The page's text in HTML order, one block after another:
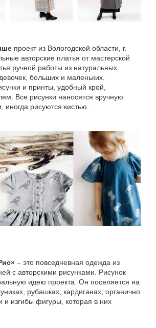
проект из Вологодской области, г.
авторские платья от мастерской
ручной работы из натуральных
больших и маленьких.
и принты, удобный крой,
Все рисунки наносятся вручную
иногда рисуются кистью.
– это повседневная одежда из
с авторскими рисунками. Рисунок
идею проекта. Он поселяется на
рубашках, кардиганах, органично
и изгибы фигуры, которая в них